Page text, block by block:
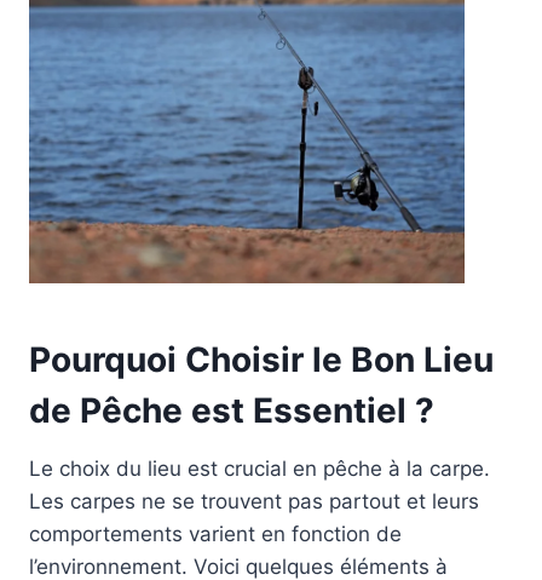
Pourquoi Choisir le Bon Lieu
de Pêche est Essentiel ?
Le choix du lieu est crucial en pêche à la carpe.
Les carpes ne se trouvent pas partout et leurs
comportements varient en fonction de
l’environnement. Voici quelques éléments à